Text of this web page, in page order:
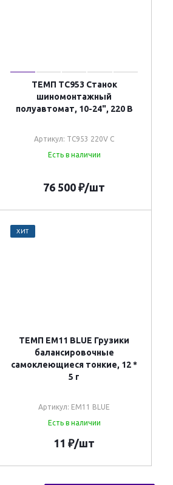
ТЕМП TC953 Станок
шиномонтажный
полуавтомат, 10-24", 220 В
Артикул: TC953 220V C
Есть в наличии
76 500 ₽/шт
ХИТ
ТЕМП EM11 BLUE Грузики
балансировочные
самоклеющиеся тонкие, 12 *
5 г
Артикул: EM11 BLUE
Есть в наличии
11 ₽/шт